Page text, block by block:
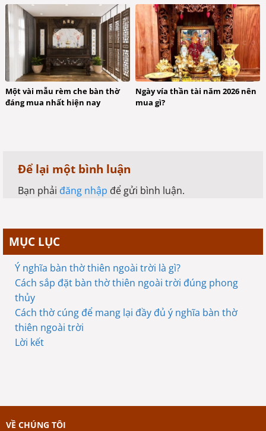
MỤC LỤC
Ý nghĩa bàn thờ thiên ngoài trời là gì?
Cách sắp đặt bàn thờ thiên ngoài trời đúng phong
thủy
Cách thờ cúng để mang lại đầy đủ ý nghĩa bàn thờ
thiên ngoài trời
Lời kết
Một vài mẫu rèm che bàn thờ
đáng mua nhất hiện nay
Ngày vía thần tài năm 2026 nên
mua gì?
Để lại một bình luận
Bạn phải đăng nhập để gửi bình luận.
VỀ CHÚNG TÔI